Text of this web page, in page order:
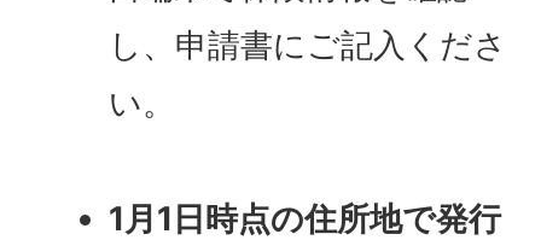
し、申請書にご記入くださ
い。
1月1日時点の住所地で発行